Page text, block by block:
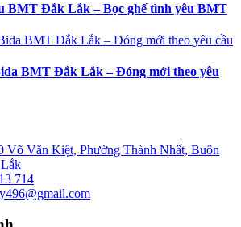
BMT Đắk Lắk – Bọc ghế tình yêu BMT
BMT Đắk Lắk – Đóng mới theo yêu
Võ Văn Kiệt, Phường Thành Nhất, Buôn
714